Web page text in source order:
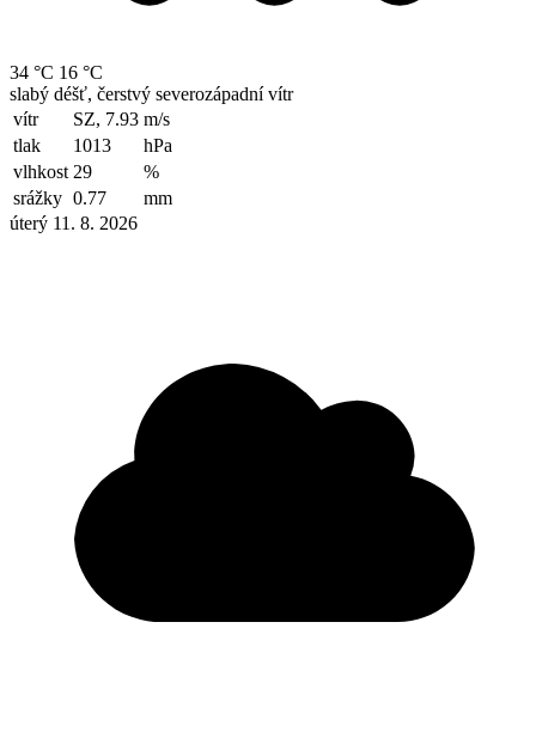
34 °C 16 °C
slabý déšť, čerstvý severozápadní vítr
vítr
SZ, 7.93 m/s
tlak
1013
hPa
vlhkost 29
%
srážky 0.77
mm
úterý 11. 8. 2026